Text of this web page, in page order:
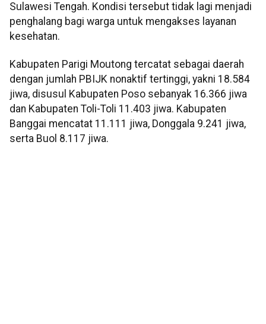
Sulawesi Tengah. Kondisi tersebut tidak lagi menjadi
penghalang bagi warga untuk mengakses layanan
kesehatan.
Kabupaten Parigi Moutong tercatat sebagai daerah
dengan jumlah PBIJK nonaktif tertinggi, yakni 18.584
jiwa, disusul Kabupaten Poso sebanyak 16.366 jiwa
dan Kabupaten Toli-Toli 11.403 jiwa. Kabupaten
Banggai mencatat 11.111 jiwa, Donggala 9.241 jiwa,
serta Buol 8.117 jiwa.